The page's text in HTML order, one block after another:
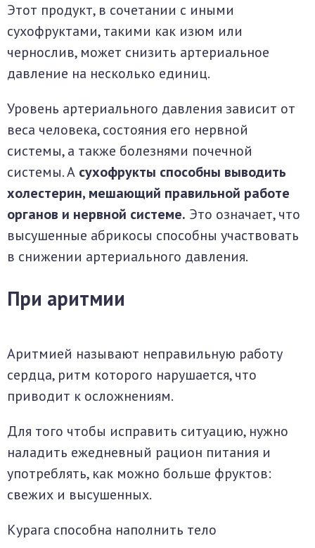
Этот продукт, в сочетании с иными
сухофруктами, такими как изюм или
чернослив, может снизить артериальное
давление на несколько единиц.
Уровень артериального давления зависит от
веса человека, состояния его нервной
системы, а также болезнями почечной
системы. А сухофрукты способны выводить
холестерин, мешающий правильной работе
органов и нервной системе. Это означает, что
высушенные абрикосы способны участвовать
в снижении артериального давления.
При аритмии
Аритмией называют неправильную работу
сердца, ритм которого нарушается, что
приводит к осложнениям.
Для того чтобы исправить ситуацию, нужно
наладить ежедневный рацион питания и
употреблять, как можно больше фруктов:
свежих и высушенных.
Курага способна наполнить тело